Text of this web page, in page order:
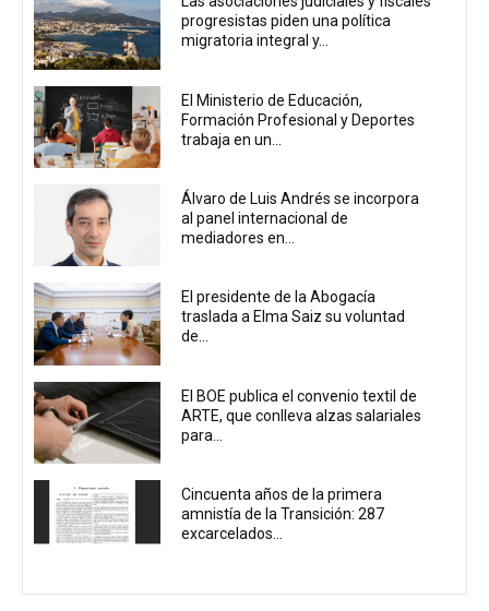
progresistas piden una política
migratoria integral y...
El Ministerio de Educación,
Formación Profesional y Deportes
trabaja en un...
Álvaro de Luis Andrés se incorpora
al panel internacional de
mediadores en...
El presidente de la Abogacía
traslada a Elma Saiz su voluntad
de...
El BOE publica el convenio textil de
ARTE, que conlleva alzas salariales
para...
Cincuenta años de la primera
amnistía de la Transición: 287
excarcelados...